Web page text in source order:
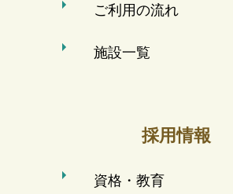
ご利用の流れ
施設一覧
採用情報
資格・教育